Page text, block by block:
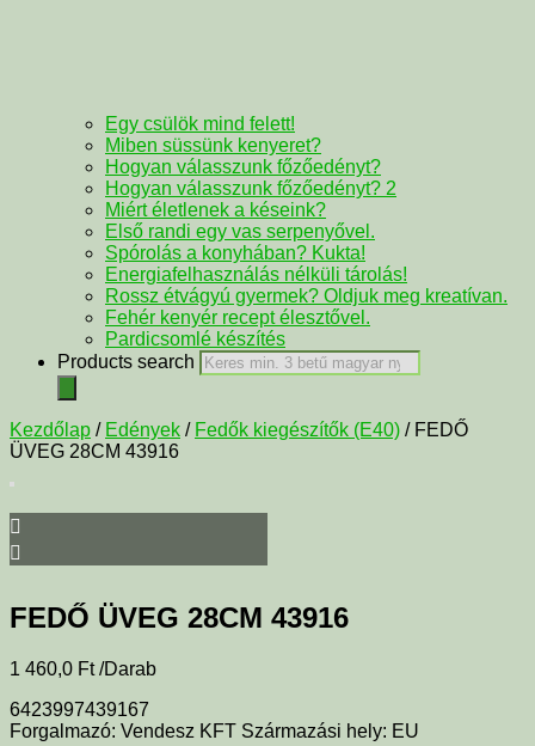
Egy csülök mind felett!
Miben süssünk kenyeret?
Hogyan válasszunk főzőedényt?
Hogyan válasszunk főzőedényt? 2
Miért életlenek a késeink?
Első randi egy vas serpenyővel.
Spórolás a konyhában? Kukta!
Energiafelhasználás nélküli tárolás!
Rossz étvágyú gyermek? Oldjuk meg kreatívan.
Fehér kenyér recept élesztővel.
Pardicsomlé készítés
Products search
Kezdőlap / Edények / Fedők kiegészítők (E40) / FEDŐ
ÜVEG 28CM 43916
FEDŐ ÜVEG 28CM 43916
1 460,0 Ft /Darab
6423997439167
Forgalmazó: Vendesz KFT Származási hely: EU